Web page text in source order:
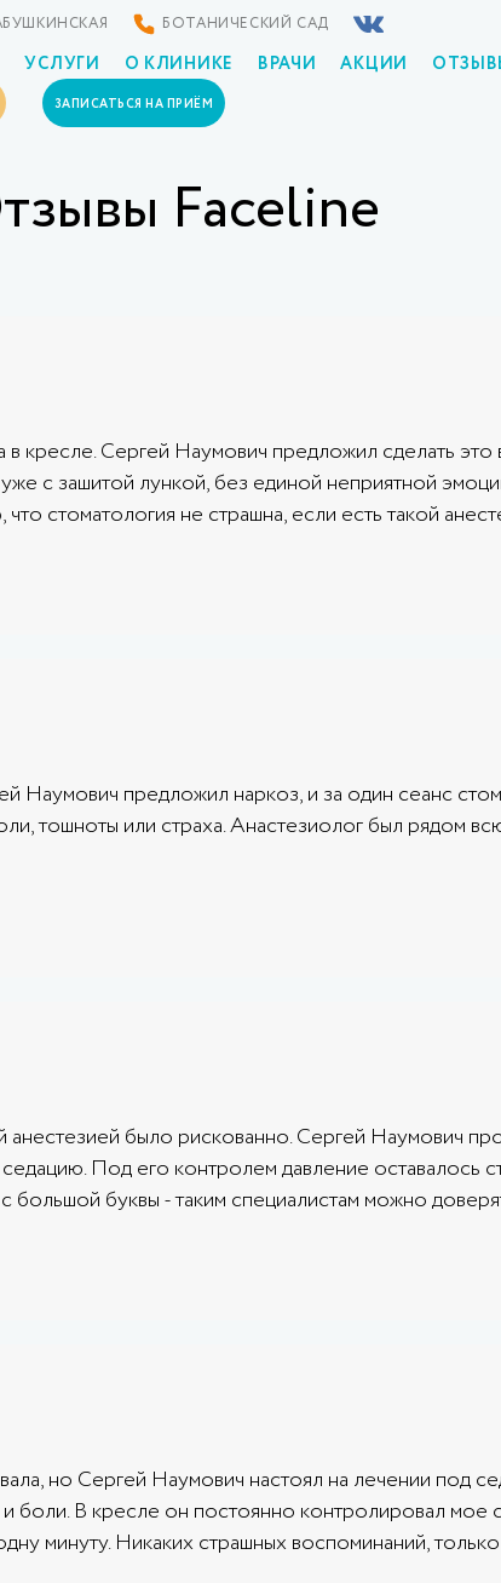
БОТАНИЧЕСКИЙ САД
УСЛУГИ О КЛИНИКЕ ВРАЧИ АКЦИИ
ЗАПИСАТЬСЯ НА ПРИЁМ
Faceline
в кресле. Сергей Наумович предложил сделать
с зашитой лункой, без единой неприятной
стоматология не страшна, если есть такой
Наумович предложил наркоз, и за один сеанс
тошноты или страха. Анастезиолог был рядом
анестезией было рискованно. Сергей Наумович
Под его контролем давление оставалось
большой буквы - таким специалистам можно
но Сергей Наумович настоял на лечении под
боли. В кресле он постоянно контролировал мое
минуту. Никаких страшных воспоминаний,